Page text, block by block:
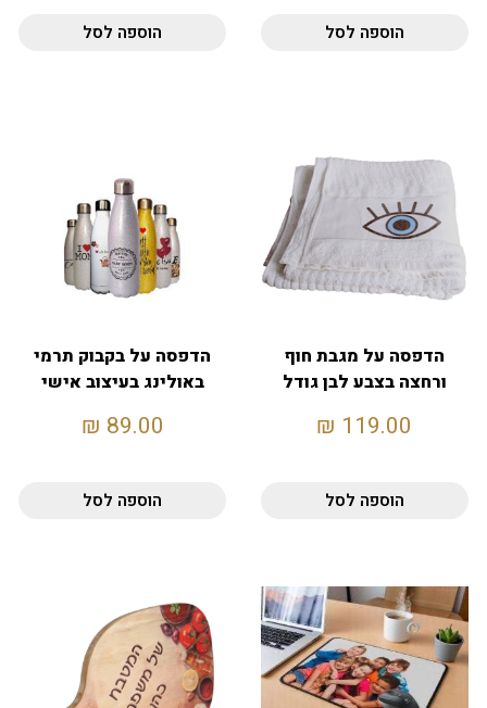
הוספה לסל הוספה לסל
הדפסה על מגבת חוף
ורחצה בצבע לבן גודל
119.00
₪
הוספה לסל
הדפסה על בקבוק תרמי
באולינג בעיצוב אישי
89.00
₪
הוספה לסל